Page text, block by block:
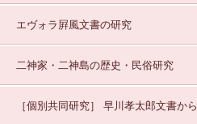
エヴォラ屛風文書の研究
二神家・二神島の歴史・民俗研究
［個別共同研究］ 早川孝太郎文書か